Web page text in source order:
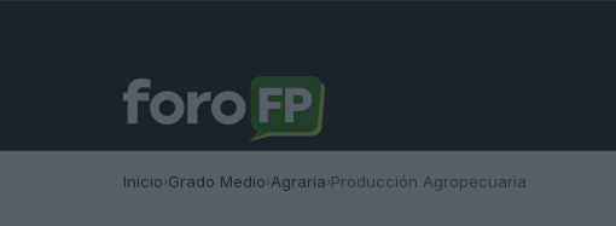
Inicio›Grado Medio›Agraria›Producción Agropecuaria